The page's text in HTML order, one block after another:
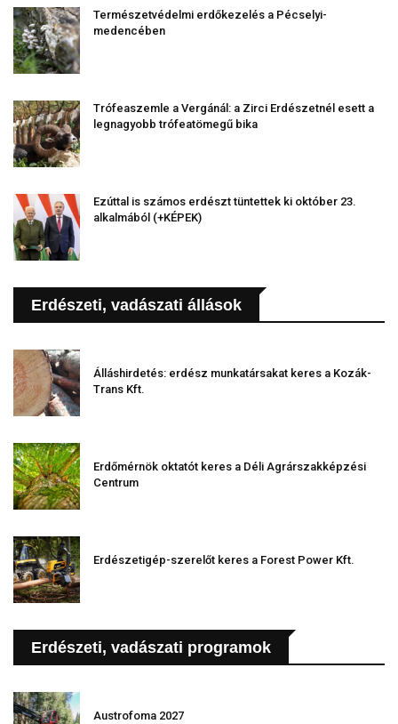
Természetvédelmi erdőkezelés a Pécselyi-
medencében
Trófeaszemle a Vergánál: a Zirci Erdészetnél esett a
legnagyobb trófeatömegű bika
Ezúttal is számos erdészt tüntettek ki október 23.
alkalmából (+KÉPEK)
Erdészeti, vadászati állások
Álláshirdetés: erdész munkatársakat keres a Kozák-
Trans Kft.
Erdőmérnök oktatót keres a Déli Agrárszakképzési
Centrum
Erdészetigép-szerelőt keres a Forest Power Kft.
Erdészeti, vadászati programok
Austrofoma 2027